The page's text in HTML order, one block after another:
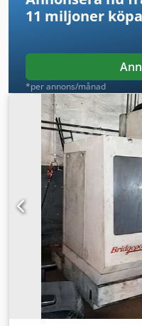
11 miljoner
*per annons/månad